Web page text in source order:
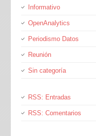
Informativo
OpenAnalytics
Periodismo Datos
Reunión
Sin categoría
RSS: Entradas
RSS: Comentarios